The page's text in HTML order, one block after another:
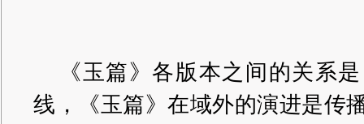
《玉篇》各版本之间的关系
线，《玉篇》在域外的演进是传